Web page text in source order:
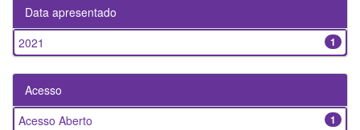
Data apresentado
1
2021
Acesso
1
Acesso Aberto